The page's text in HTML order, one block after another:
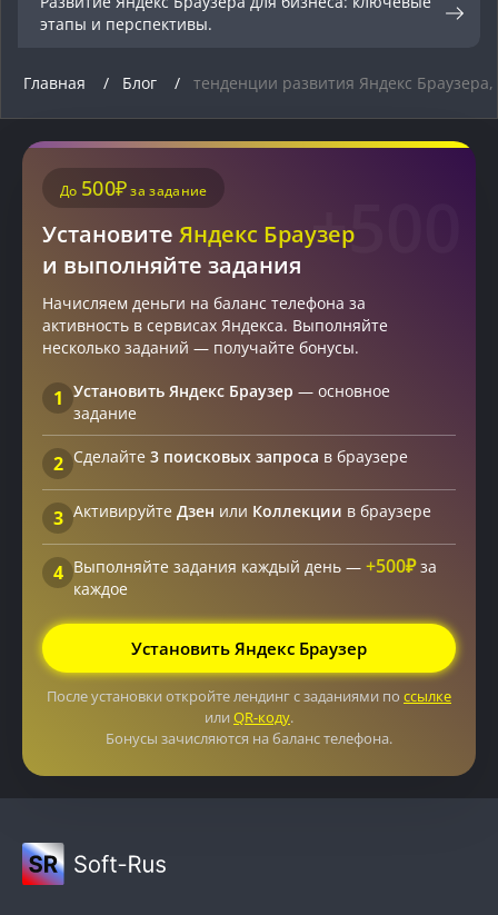
этапы и перспективы.
Главная Блог тенденции развития Яндекс
+500
До 500₽за задание
Установите Яндекс Браузер
и выполняйте задания
Начисляем деньги на баланс телефона за
активность в сервисах Яндекса. Выполняйте
несколько заданий — получайте бонусы.
1 Установить Яндекс Браузер — основное
задание
2 Сделайте 3 поисковых запроса в браузере
3 Активируйте Дзен или Коллекции в браузере
4 Выполняйте задания каждый день — +500₽за
каждое
Установить Яндекс Браузер
После установки откройте лендинг с заданиями по ссылке
или QR-коду.
Бонусы зачисляются на баланс телефона.